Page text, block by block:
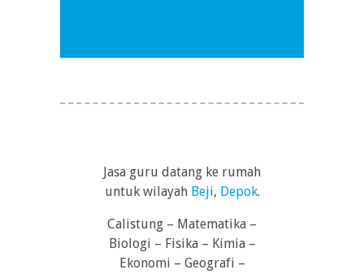
Jasa guru datang ke rumah
untuk wilayah Beji, Depok.
Calistung – Matematika –
Biologi – Fisika – Kimia –
Ekonomi – Geografi –